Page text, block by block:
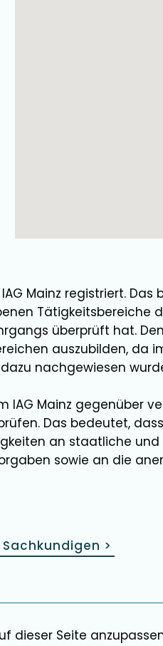
Mainz registriert. Das
Tätigkeitsbereiche
überprüft hat.
auszubilden, da
nachgewiesen
IAG Mainz gegenüber
Das bedeutet,
an staatliche und
sowie an die
>
dieser Seite